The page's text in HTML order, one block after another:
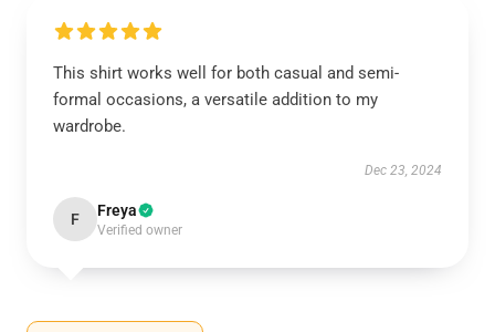
This shirt works well for both casual and semi-
formal occasions, a versatile addition to my
wardrobe.
Dec 23, 2024
F Freya
Verified owner